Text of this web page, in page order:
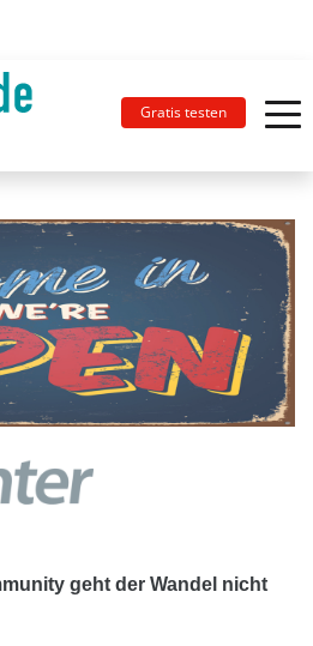
Gratis testen
geht der Wandel nicht